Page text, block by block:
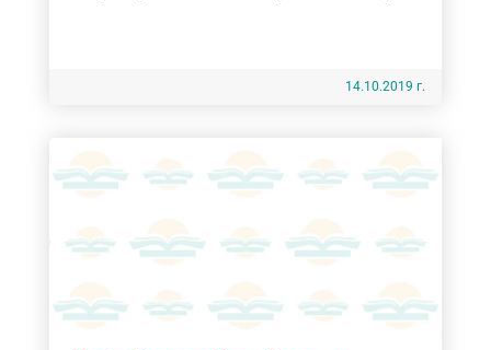
14.10.2019 г.